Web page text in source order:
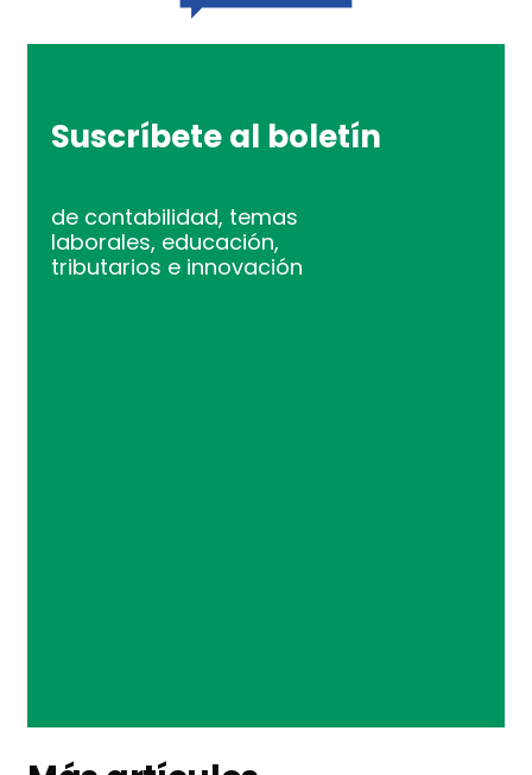
Suscríbete al boletín
de contabilidad, temas
laborales, educación,
tributarios e innovación